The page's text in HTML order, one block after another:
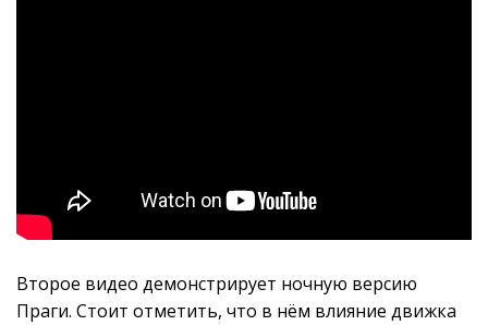
Второе видео демонстрирует ночную версию
Праги. Стоит отметить, что в нём влияние движка